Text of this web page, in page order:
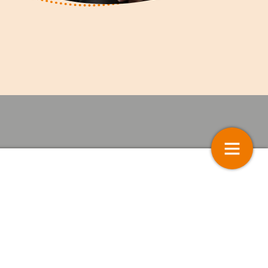
Het panel bespreekt…